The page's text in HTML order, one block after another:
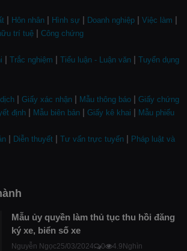
| Hôn nhân | Hình sự | Doanh nghiệp | Việc làm |
trí tuệ | Công chứng
| Trắc nghiệm | Tiểu luận - Luận văn | Tuyển dụng
| Giấy xác nhận | Mẫu thông báo | Giấy chứng
định | Mẫu biên bản | Giấy kê khai | Mẫu phiếu
| Diễn thuyết | Tư vấn trực tuyến | Pháp luật và
Mẫu ủy quyền làm thủ tục thu hồi đăng
ký xe, biển số xe
Nguyễn Ngọc25/03/2024 0 4.9Nghìn